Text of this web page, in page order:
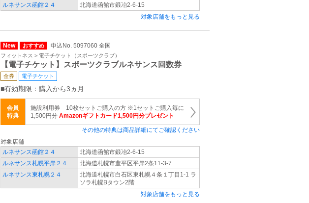
ルネサンス函館２４
北海道函館市鍛冶2-6-15
対象店舗をもっと見る
New おすすめ 申込No. 5097060 全国
フィットネス > 電子チケット（スポーツクラブ）
【電子チケット】スポーツクラブルネサンス回数券
金券 電子チケット
■有効期限：購入から3ヵ月
会員
特典
施設利用券 10枚セットご購入の方 ※1セットご購入毎に
1,500円分 Amazonギフトカード1,500円分プレゼント
その他の特典は商品詳細にてご確認ください
対象店舗
ルネサンス函館２４
北海道函館市鍛冶2-6-15
ルネサンス札幌平岸２４
北海道札幌市豊平区平岸2条11-3-7
ルネサンス東札幌２４
北海道札幌市白石区東札幌４条１丁目1‐1 ラ
ソラ札幌Bタウン2階
対象店舗をもっと見る